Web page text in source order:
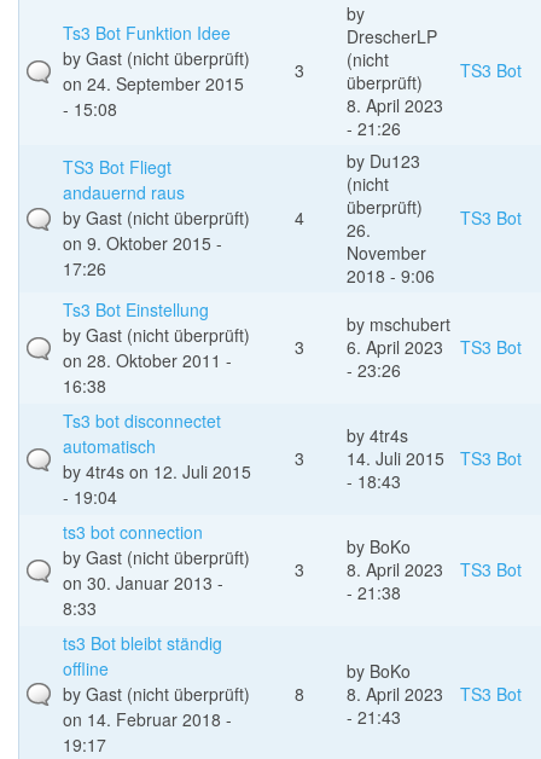
Ts3 Bot Funktion Idee
by Gast (nicht überprüft)
on 24. September 2015
- 15:08
3
by
DrescherLP
(nicht
überprüft)
8. April 2023
- 21:26
TS3 Bot
TS3 Bot Fliegt
andauernd raus
by Gast (nicht überprüft)
on 9. Oktober 2015 -
17:26
4
by Du123
(nicht
überprüft)
26.
November
2018 - 9:06
TS3 Bot
Ts3 Bot Einstellung
by Gast (nicht überprüft)
on 28. Oktober 2011 -
16:38
3
by mschubert
6. April 2023
- 23:26
TS3 Bot
Ts3 bot disconnectet
automatisch
by 4tr4s on 12. Juli 2015
- 19:04
3
by 4tr4s
14. Juli 2015
- 18:43
TS3 Bot
ts3 bot connection
by Gast (nicht überprüft)
on 30. Januar 2013 -
8:33
3
by BoKo
8. April 2023
- 21:38
TS3 Bot
ts3 Bot bleibt ständig
offline
by Gast (nicht überprüft)
on 14. Februar 2018 -
19:17
8
by BoKo
8. April 2023
- 21:43
TS3 Bot